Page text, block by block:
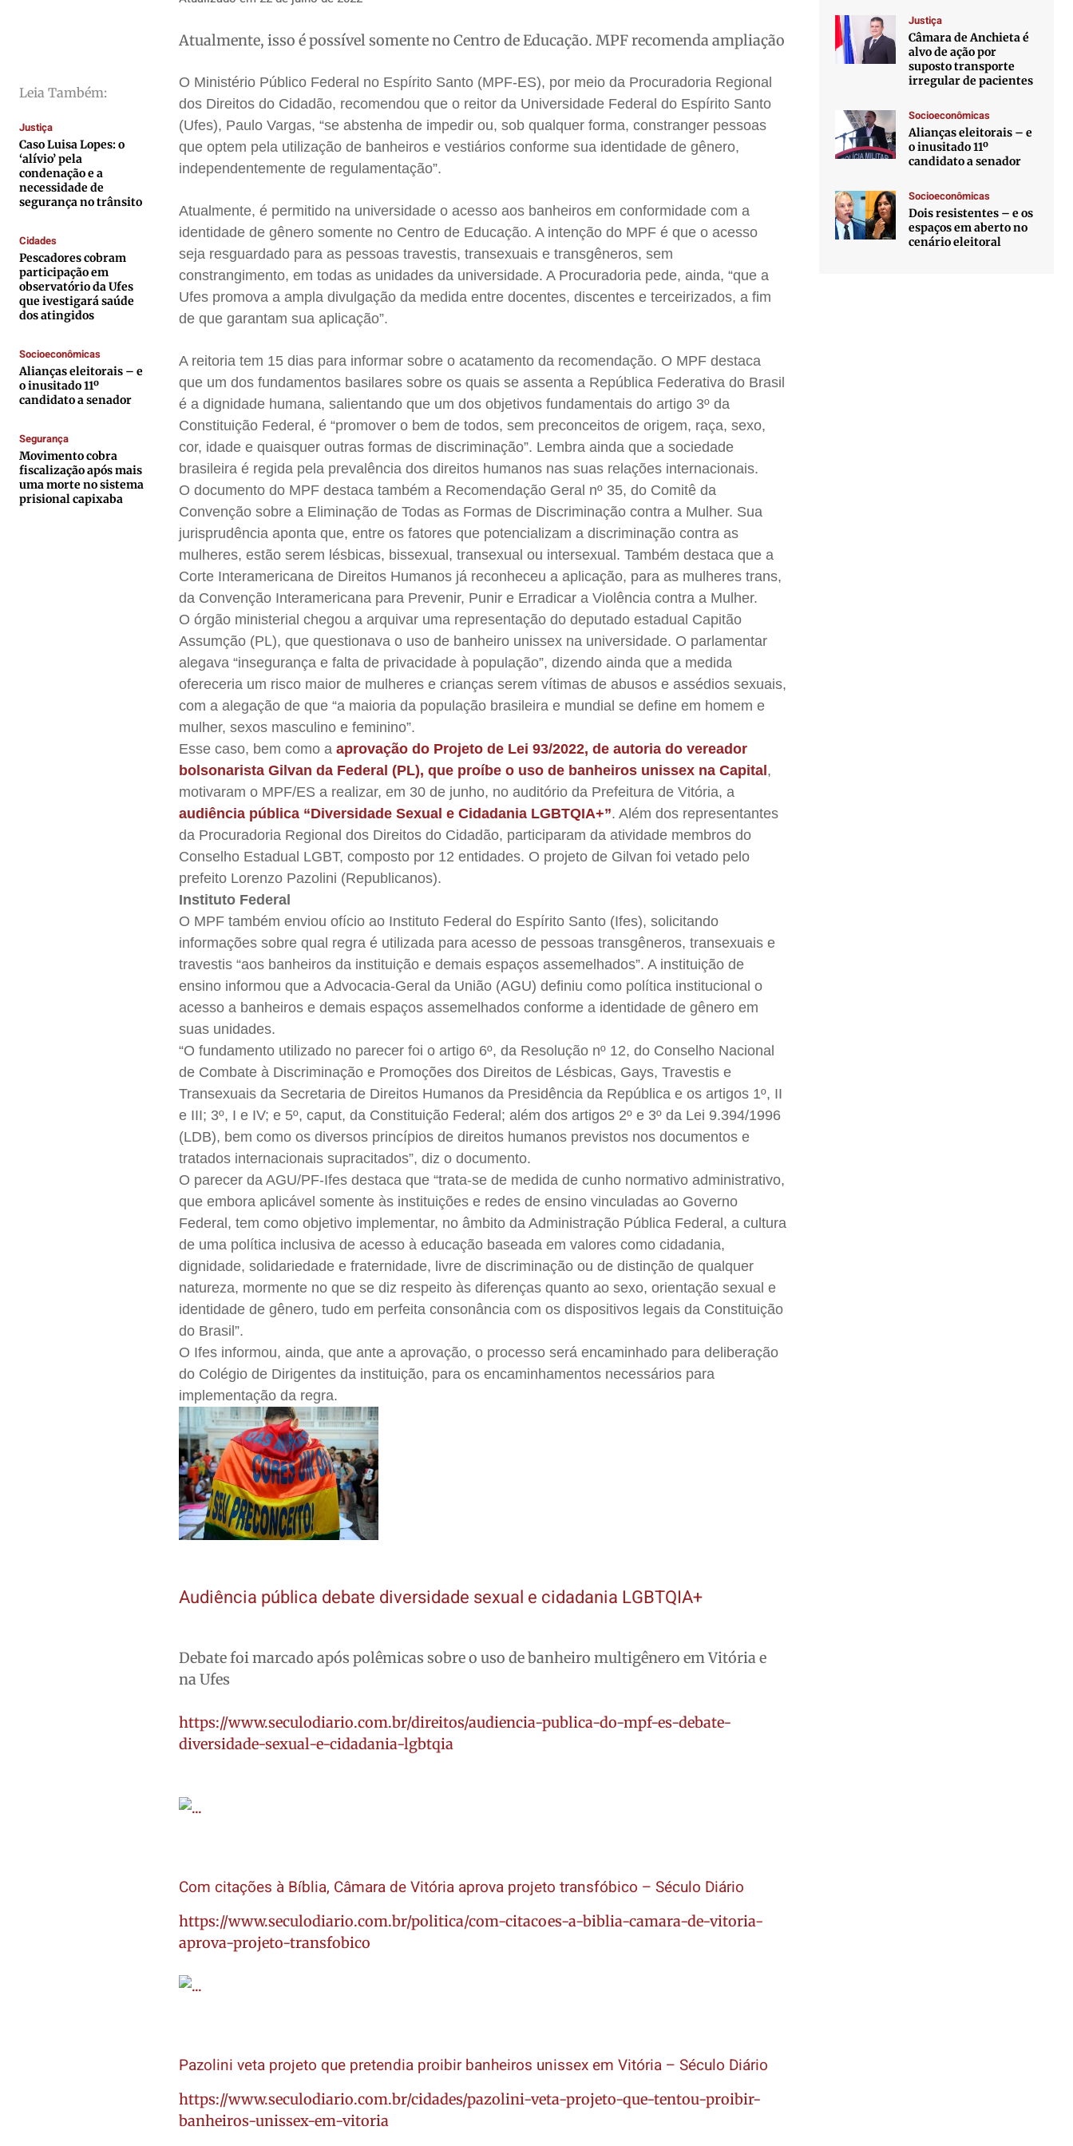
Cultura
Caetano Roque
Gustavo Bastos
Jr Mignone (in memorian)
Publicidade Legal
Anuncie
Expediente
Contato
Termos de Uso
Privacidade
Cultura
Caetano Roque
Gustavo Bastos
Jr Mignone (in memorian)
Publicidade Legal
Anuncie
Expediente
Contato
Termos de Uso
Privacidade
Cultura
Caetano Roque
Gustavo Bastos
Jr Mignone (in memorian)
Publicidade Legal
Anuncie
Expediente
Contato
Termos de Uso
Privacidade
Cultura
Caetano Roque
Gustavo Bastos
Jr Mignone (in memorian)
Publicidade Legal
Anuncie
Expediente
Contato
Termos de Uso
Privacidade
Leia Também:
Justiça
Caso Luisa Lopes: o
‘alívio’ pela
condenação e a
necessidade de
segurança no trânsito
Cidades
Pescadores cobram
participação em
observatório da Ufes
que ivestigará saúde
dos atingidos
Socioeconômicas
Alianças eleitorais – e
o inusitado 11º
candidato a senador
Segurança
Movimento cobra
fiscalização após mais
uma morte no sistema
prisional capixaba
Atualmente, isso é possível somente no Centro de Educação. MPF recomenda ampliação
O Ministério Público Federal no Espírito Santo (MPF-ES), por meio da Procuradoria Regional
dos Direitos do Cidadão, recomendou que o reitor da Universidade Federal do Espírito Santo
(Ufes), Paulo Vargas, “se abstenha de impedir ou, sob qualquer forma, constranger pessoas
que optem pela utilização de banheiros e vestiários conforme sua identidade de gênero,
independentemente de regulamentação”.
Atualmente, é permitido na universidade o acesso aos banheiros em conformidade com a
identidade de gênero somente no Centro de Educação. A intenção do MPF é que o acesso
seja resguardado para as pessoas travestis, transexuais e transgêneros, sem
constrangimento, em todas as unidades da universidade. A Procuradoria pede, ainda, “que a
Ufes promova a ampla divulgação da medida entre docentes, discentes e terceirizados, a fim
de que garantam sua aplicação”.
A reitoria tem 15 dias para informar sobre o acatamento da recomendação. O MPF destaca
que um dos fundamentos basilares sobre os quais se assenta a República Federativa do Brasil
é a dignidade humana, salientando que um dos objetivos fundamentais do artigo 3º da
Constituição Federal, é “promover o bem de todos, sem preconceitos de origem, raça, sexo,
cor, idade e quaisquer outras formas de discriminação”. Lembra ainda que a sociedade
brasileira é regida pela prevalência dos direitos humanos nas suas relações internacionais.
O documento do MPF destaca também a Recomendação Geral nº 35, do Comitê da
Convenção sobre a Eliminação de Todas as Formas de Discriminação contra a Mulher. Sua
jurisprudência aponta que, entre os fatores que potencializam a discriminação contra as
mulheres, estão serem lésbicas, bissexual, transexual ou intersexual. Também destaca que a
Corte Interamericana de Direitos Humanos já reconheceu a aplicação, para as mulheres trans,
da Convenção Interamericana para Prevenir, Punir e Erradicar a Violência contra a Mulher.
O órgão ministerial chegou a arquivar uma representação do deputado estadual Capitão
Assumção (PL), que questionava o uso de banheiro unissex na universidade. O parlamentar
alegava “insegurança e falta de privacidade à população”, dizendo ainda que a medida
ofereceria um risco maior de mulheres e crianças serem vítimas de abusos e assédios sexuais,
com a alegação de que “a maioria da população brasileira e mundial se define em homem e
mulher, sexos masculino e feminino”.
Esse caso, bem como aaprovação do Projeto de Lei 93/2022, de autoria do vereador
bolsonarista Gilvan da Federal (PL), que proíbe o uso de banheiros unissex na Capital ,
motivaram o MPF/ES a realizar, em 30 de junho, no auditório da Prefeitura de Vitória, a
audiência pública “Diversidade Sexual e Cidadania LGBTQIA+”. Além dos representantes
da Procuradoria Regional dos Direitos do Cidadão, participaram da atividade membros do
Conselho Estadual LGBT, composto por 12 entidades. O projeto de Gilvan foi vetado pelo
prefeito Lorenzo Pazolini (Republicanos).
Instituto Federal
O MPF também enviou ofício ao Instituto Federal do Espírito Santo (Ifes), solicitando
informações sobre qual regra é utilizada para acesso de pessoas transgêneros, transexuais e
travestis “aos banheiros da instituição e demais espaços assemelhados”. A instituição de
ensino informou que a Advocacia-Geral da União (AGU) definiu como política institucional o
acesso a banheiros e demais espaços assemelhados conforme a identidade de gênero em
suas unidades.
“O fundamento utilizado no parecer foi o artigo 6º, da Resolução nº 12, do Conselho Nacional
de Combate à Discriminação e Promoções dos Direitos de Lésbicas, Gays, Travestis e
Transexuais da Secretaria de Direitos Humanos da Presidência da República e os artigos 1º, II
e III; 3º, I e IV; e 5º, caput, da Constituição Federal; além dos artigos 2º e 3º da Lei 9.394/1996
(LDB), bem como os diversos princípios de direitos humanos previstos nos documentos e
tratados internacionais supracitados”, diz o documento.
O parecer da AGU/PF-Ifes destaca que “trata-se de medida de cunho normativo administrativo,
que embora aplicável somente às instituições e redes de ensino vinculadas ao Governo
Federal, tem como objetivo implementar, no âmbito da Administração Pública Federal, a cultura
de uma política inclusiva de acesso à educação baseada em valores como cidadania,
dignidade, solidariedade e fraternidade, livre de discriminação ou de distinção de qualquer
natureza, mormente no que se diz respeito às diferenças quanto ao sexo, orientação sexual e
identidade de gênero, tudo em perfeita consonância com os dispositivos legais da Constituição
do Brasil”.
O Ifes informou, ainda, que ante a aprovação, o processo será encaminhado para deliberação
do Colégio de Dirigentes da instituição, para os encaminhamentos necessários para
implementação da regra.
Audiência pública debate diversidade sexual e cidadania LGBTQIA+
Debate foi marcado após polêmicas sobre o uso de banheiro multigênero em Vitória e
na Ufes
https://www.seculodiario.com.br/direitos/audiencia-publica-do-mpf-es-debate-
diversidade-sexual-e-cidadania-lgbtqia
Com citações à Bíblia, Câmara de Vitória aprova projeto transfóbico – Século Diário
https://www.seculodiario.com.br/politica/com-citacoes-a-biblia-camara-de-vitoria-
aprova-projeto-transfobico
Pazolini veta projeto que pretendia proibir banheiros unissex em Vitória – Século Diário
https://www.seculodiario.com.br/cidades/pazolini-veta-projeto-que-tentou-proibir-
banheiros-unissex-em-vitoria
Justiça
Câmara de Anchieta é
alvo de ação por
suposto transporte
irregular de pacientes
Socioeconômicas
Alianças eleitorais – e
o inusitado 11º
candidato a senador
Socioeconômicas
Dois resistentes – e os
espaços em aberto no
cenário eleitoral